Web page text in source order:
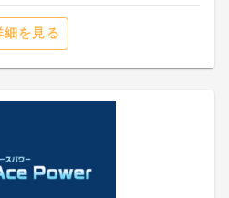
細を見る